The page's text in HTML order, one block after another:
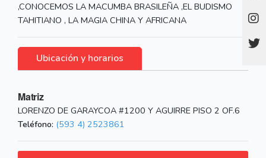
,CONOCEMOS LA MACUMBA BRASILEÑA ,EL BUDISMO
TAHITIANO , LA MAGIA CHINA Y AFRICANA
Ubicación y horarios
Matriz
LORENZO DE GARAYCOA #1200 Y AGUIRRE PISO 2 OF.6
Teléfono: (593 4) 2523861